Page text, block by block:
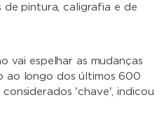
de pintura, caligrafia e de
vai espelhar as mudanças
ao longo dos últimos 600
'chave', indicou